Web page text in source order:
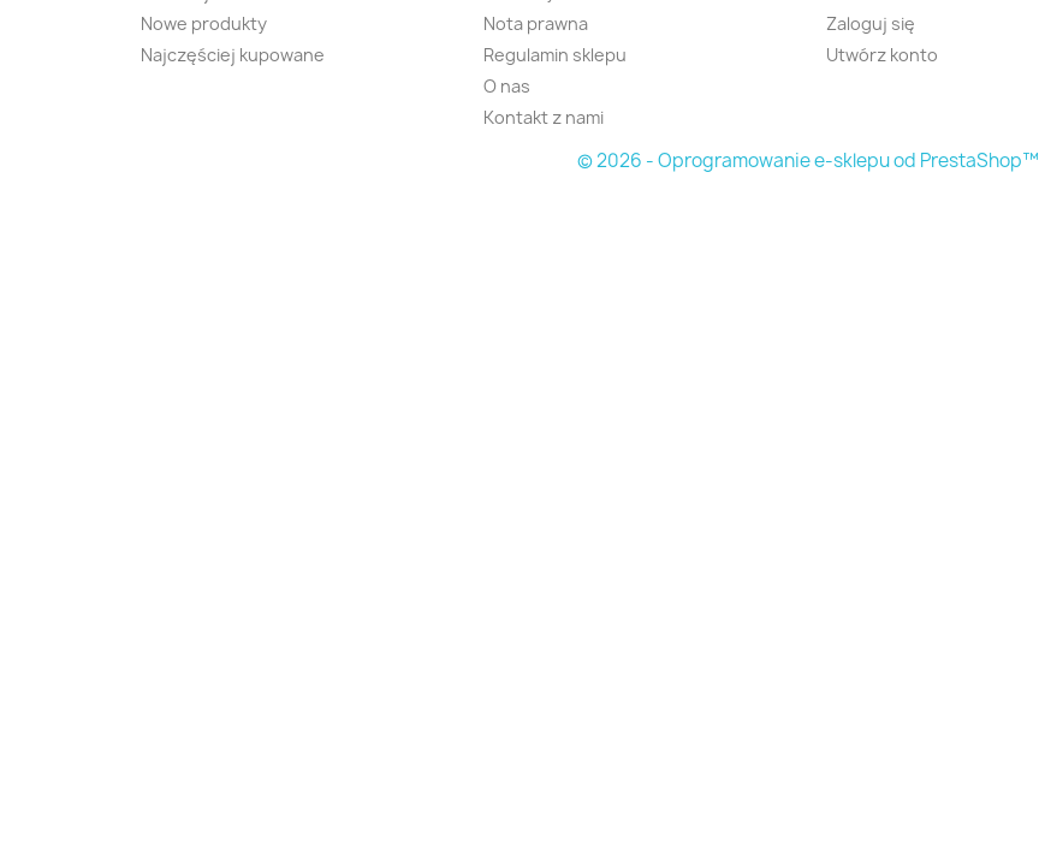
Nowe produkty
Najczęściej kupowane
Nota prawna
Regulamin sklepu
O nas
Kontakt z nami
Zaloguj się
Utwórz konto
© 2026 - Oprogramowanie e-sklepu od PrestaShop™